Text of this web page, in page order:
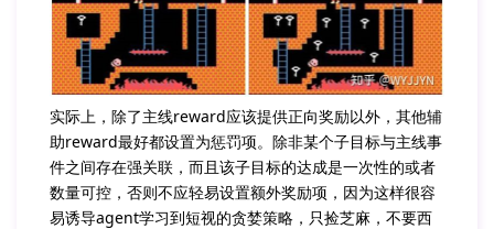
实际上，除了主线reward应该提供正向奖励以外，其他辅
助reward最好都设置为惩罚项。除非某个子目标与主线事
件之间存在强关联，而且该子目标的达成是一次性的或者
数量可控，否则不应轻易设置额外奖励项，因为这样很容
易诱导agent学习到短视的贪婪策略，只捡芝麻，不要西